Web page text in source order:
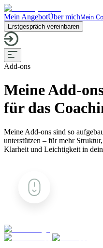
Mein AngebotÜber mich Mein
Erstgespräch vereinbaren
Add-ons
Meine Add-
für das
Meine Add-ons sind so
unterstützen – für mehr Struktur,
Klarheit und Leichtigkeit in